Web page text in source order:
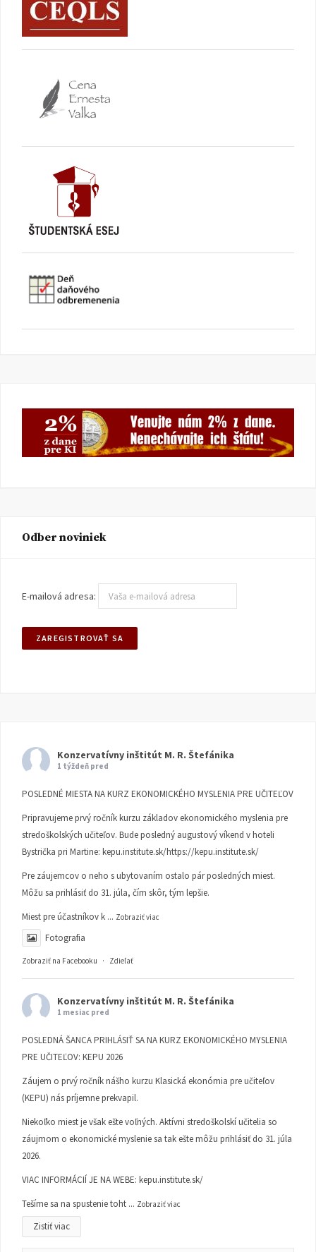
Odber noviniek
E-mailová adresa:
Konzervatívny inštitút M. R. Štefánika
1 týždeň pred
POSLEDNÉ MIESTA NA KURZ EKONOMICKÉHO MYSLENIA PRE UČITEĽOV
Pripravujeme prvý ročník kurzu základov ekonomického myslenia pre
stredoškolských učiteľov. Bude posledný augustový víkend v hoteli
Bystrička pri Martine: kepu.institute.sk/https://kepu.institute.sk/
Pre záujemcov o neho s ubytovaním ostalo pár posledných miest.
Môžu sa prihlásiť do 31. júla, čím skôr, tým lepšie.
Miest pre účastníkov k ... Zobraziť viac
Fotografia
Zobraziť na Facebooku · Zdieľať
Konzervatívny inštitút M. R. Štefánika
1 mesiac pred
POSLEDNÁ ŠANCA PRIHLÁSIŤ SA NA KURZ EKONOMICKÉHO MYSLENIA
PRE UČITEĽOV: KEPU 2026
Záujem o prvý ročník nášho kurzu Klasická ekonómia pre učiteľov
(KEPU) nás príjemne prekvapil.
Niekoľko miest je však ešte voľných. Aktívni stredoškolskí učitelia so
záujmom o ekonomické myslenie sa tak ešte môžu prihlásiť do 31. júla
2026.
VIAC INFORMÁCIÍ JE NA WEBE: kepu.institute.sk/
Tešíme sa na spustenie toht ... Zobraziť viac
Zistiť viac